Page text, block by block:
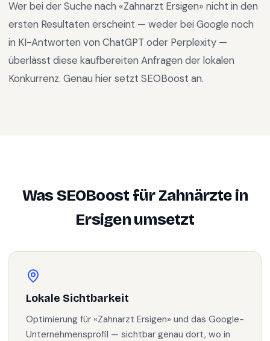
Wer bei der Suche nach «Zahnarzt Ersigen» nicht in den
ersten Resultaten erscheint — weder bei Google noch
in KI-Antworten von ChatGPT oder Perplexity —
überlässt diese kaufbereiten Anfragen der lokalen
Konkurrenz. Genau hier setzt SEOBoost an.
Was SEOBoost fürZahnärztein
Ersigenumsetzt
Lokale Sichtbarkeit
Optimierung für «Zahnarzt Ersigen» und das Google-
Unternehmensprofil — sichtbar genau dort, wo in